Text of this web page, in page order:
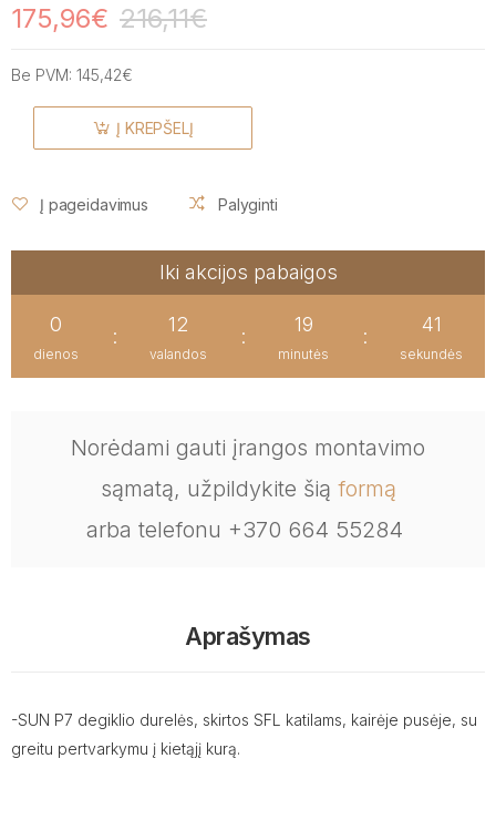
175,96€ 216,11€
Be PVM: 145,42€
Į KREPŠELĮ
Į pageidavimus Palyginti
Iki akcijos pabaigos
0
dienos
:
12
valandos
:
19
minutės
:
41
sekundės
Norėdami gauti įrangos montavimo
sąmatą, užpildykite šią formą
arba telefonu +370 664 55284
Aprašymas
-SUN P7 degiklio durelės, skirtos SFL katilams, kairėje pusėje, su
greitu pertvarkymu į kietąjį kurą.